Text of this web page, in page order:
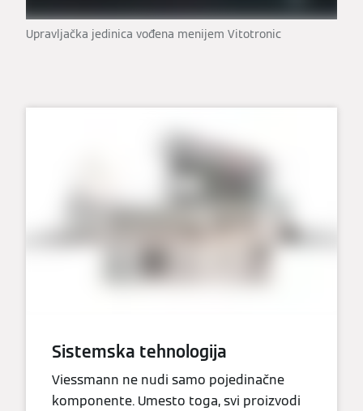
Upravljačka jedinica vođena menijem Vitotronic
Sistemska tehnologija
Viessmann ne nudi samo pojedinačne
komponente. Umesto toga, svi proizvodi